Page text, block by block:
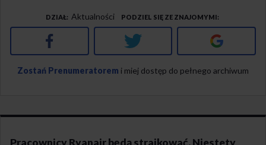
DZIAŁ Aktualności PODZIEL SIĘ ZE ZNAJOMYMI
Facebook Twitter Google+
Zostań Prenumeratorem i miej dostęp do pełnego archiwum